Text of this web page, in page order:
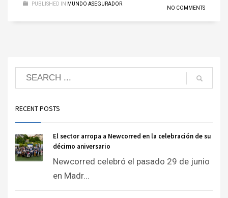
PUBLISHED IN MUNDO ASEGURADOR
NO COMMENTS
RECENT POSTS
El sector arropa a Newcorred en la celebración de su
décimo aniversario
Newcorred celebró el pasado 29 de junio
en Madr...